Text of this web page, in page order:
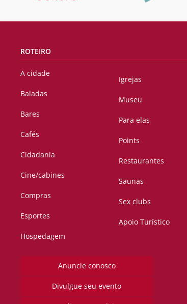
ROTEIRO
A cidade
Baladas
Bares
Cafés
Cidadania
Cine/cabines
Compras
Esportes
Hospedagem
Igrejas
Museu
Para elas
Points
Restaurantes
Saunas
Sex clubs
Apoio Turístico
Anuncie conosco
Divulgue seu evento